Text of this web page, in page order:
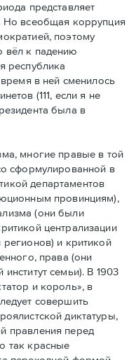
представляет
Но всеобщая коррупция
поэтому
вёл к падению
республика
в ней сменилось
(111, если я не
была в
многие правые в той
сформулированной в
департаментов
провинциям),
(они были
централизации
и критикой
права (они
семьи). В 1903
и король», в
совершить
диктатуры,
правления перед
так красные